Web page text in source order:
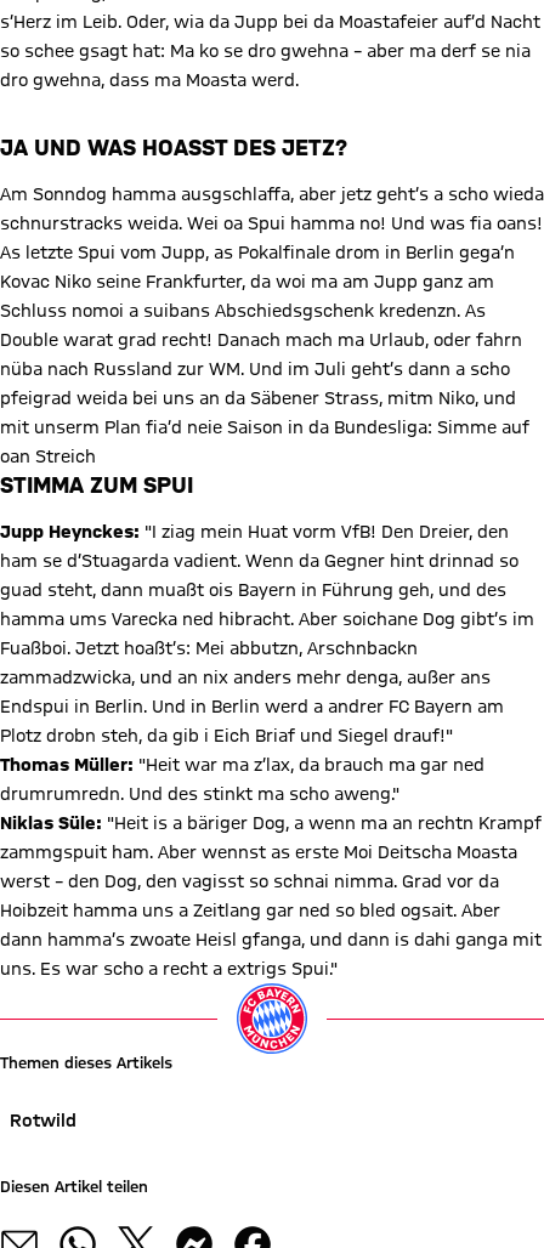
s’Herz im Leib. Oder, wia da Jupp bei da Moastafeier auf’d Nacht
so schee gsagt hat: Ma ko se dro gwehna – aber ma derf se nia
dro gwehna, dass ma Moasta werd.
JA UND WAS HOASST DES JETZ?
Am Sonndog hamma ausgschlaffa, aber jetz geht’s a scho wieda
schnurstracks weida. Wei oa Spui hamma no! Und was fia oans!
As letzte Spui vom Jupp, as Pokalfinale drom in Berlin gega’n
Kovac Niko seine Frankfurter, da woi ma am Jupp ganz am
Schluss nomoi a suibans Abschiedsgschenk kredenzn. As
Double warat grad recht! Danach mach ma Urlaub, oder fahrn
nüba nach Russland zur WM. Und im Juli geht’s dann a scho
pfeigrad weida bei uns an da Säbener Strass, mitm Niko, und
mit unserm Plan fia’d neie Saison in da Bundesliga: Simme auf
oan Streich
STIMMA ZUM SPUI
Jupp Heynckes: "I ziag mein Huat vorm VfB! Den Dreier, den
ham se d’Stuagarda vadient. Wenn da Gegner hint drinnad so
guad steht, dann muaßt ois Bayern in Führung geh, und des
hamma ums Varecka ned hibracht. Aber soichane Dog gibt’s im
Fuaßboi. Jetzt hoaßt’s: Mei abbutzn, Arschnbackn
zammadzwicka, und an nix anders mehr denga, außer ans
Endspui in Berlin. Und in Berlin werd a andrer FC Bayern am
Plotz drobn steh, da gib i Eich Briaf und Siegel drauf!"
Thomas Müller: "Heit war ma z’lax, da brauch ma gar ned
drumrumredn. Und des stinkt ma scho aweng."
Niklas Süle: "Heit is a bäriger Dog, a wenn ma an rechtn Krampf
zammgspuit ham. Aber wennst as erste Moi Deitscha Moasta
werst – den Dog, den vagisst so schnai nimma. Grad vor da
Hoibzeit hamma uns a Zeitlang gar ned so bled ogsait. Aber
dann hamma’s zwoate Heisl gfanga, und dann is dahi ganga mit
uns. Es war scho a recht a extrigs Spui."
Themen dieses Artikels
Rotwild
Diesen Artikel teilen